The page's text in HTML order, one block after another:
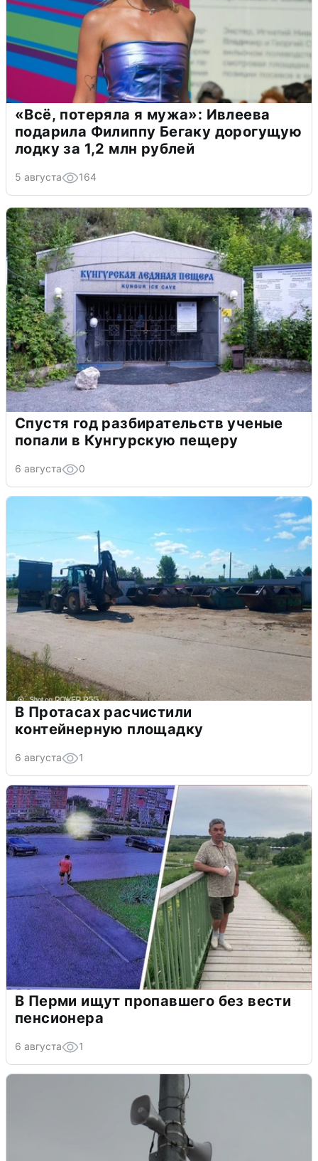
«Всё, потеряла я мужа»: Ивлеева
подарила Филиппу Бегаку дорогущую
лодку за 1,2 млн рублей
5 августа 164
Спустя год разбирательств ученые
попали в Кунгурскую пещеру
6 августа 0
В Протасах расчистили
контейнерную площадку
6 августа 1
В Перми ищут пропавшего без вести
пенсионера
6 августа 1